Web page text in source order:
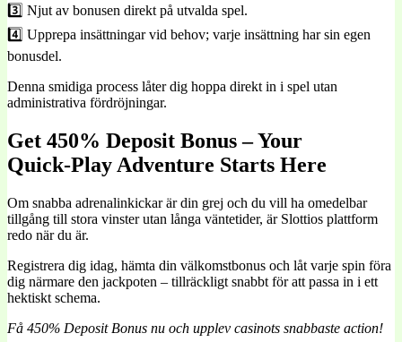
3️⃣ Njut av bonusen direkt på utvalda spel.
4️⃣ Upprepa insättningar vid behov; varje insättning har sin egen
bonusdel.
Denna smidiga process låter dig hoppa direkt in i spel utan
administrativa fördröjningar.
Get 450% Deposit Bonus – Your
Quick‑Play Adventure Starts Here
Om snabba adrenalinkickar är din grej och du vill ha omedelbar
tillgång till stora vinster utan långa väntetider, är Slottios plattform
redo när du är.
Registrera dig idag, hämta din välkomstbonus och låt varje spin föra
dig närmare den jackpoten – tillräckligt snabbt för att passa in i ett
hektiskt schema.
Få 450% Deposit Bonus nu och upplev casinots snabbaste action!